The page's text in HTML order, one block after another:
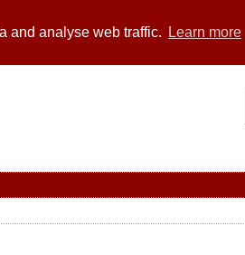
and analyse web traffic. Learn more